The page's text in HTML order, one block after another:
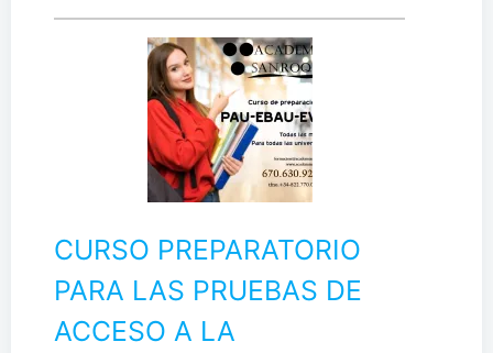
CURSO PREPARATORIO
PARA LAS PRUEBAS DE
ACCESO A LA